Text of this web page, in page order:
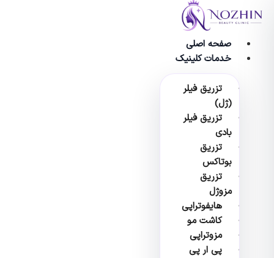
صفحه اصلی
خدمات کلینیک
تزریق فیلر
(ژل)
تزریق فیلر
بادی
تزریق
بوتاکس
تزریق
مزوژل
هایفوتراپی
کاشت مو
مزوتراپی
پی ار پی